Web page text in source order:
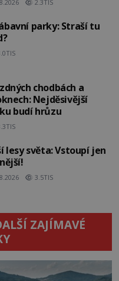
2.3TIS
parky: Straší tu
chodbách a
Nejděsivější
budí hrůzu
Vstoupí jen
3.5TIS
ZAJÍMAVÉ